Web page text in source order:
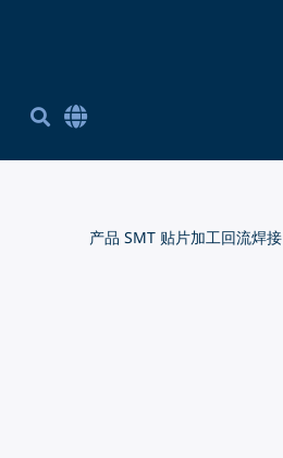
产品 SMT 贴片加工回流焊接